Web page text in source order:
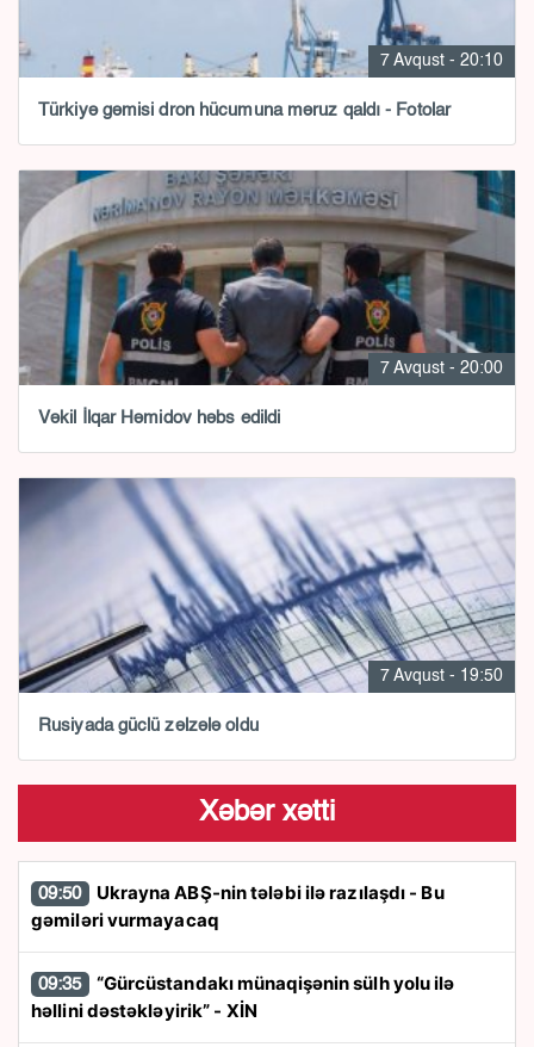
7 Avqust - 20:10
Türkiyə gəmisi dron hücumuna məruz qaldı - Fotolar
7 Avqust - 20:00
Vəkil İlqar Həmidov həbs edildi
7 Avqust - 19:50
Rusiyada güclü zəlzələ oldu
Xəbər xətti
09:50
gəmiləri vurmayacaq
09:35
həllini dəstəkləyirik” - XİN